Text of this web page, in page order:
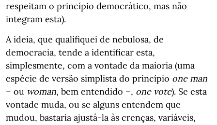
respeitam o princípio democrático, mas não
integram esta).
A ideia, que qualifiquei de nebulosa, de
democracia, tende a identificar esta,
simplesmente, com a vontade da maioria (uma
espécie de versão simplista do princípio one man
– ou woman, bem entendido –, one vote). Se esta
vontade muda, ou se alguns entendem que
mudou, bastaria ajustá-la às crenças, variáveis,